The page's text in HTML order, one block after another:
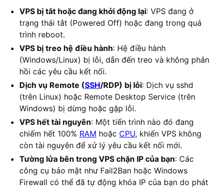
VPS bị tắt hoặc đang khởi động lại: VPS đang ở
trạng thái tắt (Powered Off) hoặc đang trong quá
trình reboot.
VPS bị treo hệ điều hành: Hệ điều hành
(Windows/Linux) bị lỗi, dẫn đến treo và không phản
hồi các yêu cầu kết nối.
Dịch vụ Remote (SSH/RDP) bị lỗi: Dịch vụ sshd
(trên Linux) hoặc Remote Desktop Service (trên
Windows) bị dừng hoặc gặp lỗi.
VPS hết tài nguyên: Một tiến trình nào đó đang
chiếm hết 100% RAM hoặc CPU, khiến VPS không
còn tài nguyên để xử lý yêu cầu kết nối mới.
Tường lửa bên trong VPS chặn IP của bạn: Các
công cụ bảo mật như Fail2Ban hoặc Windows
Firewall có thể đã tự động khóa IP của bạn do phát